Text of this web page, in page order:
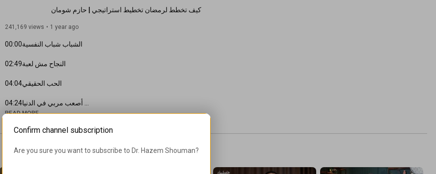
كيف تخطط لرمضان تخطيط استراتيجي | حازم شومان
241,169 views 1 year ago
00:00
02:49
04:04
04:24
READ MORE
Confirm channel subscription
Are you sure you want to subscribe to Dr. Hazem Shouman?